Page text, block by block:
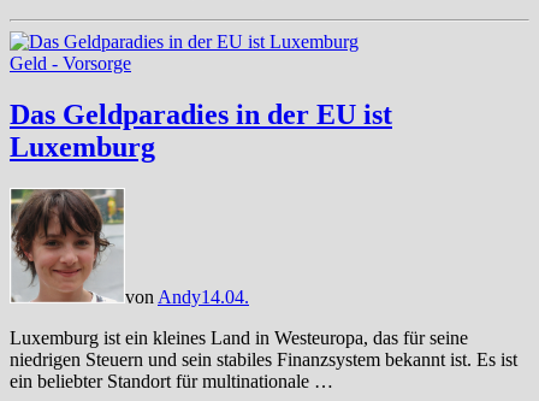
Geld - Vorsorge
Das Geldparadies in der EU ist
Luxemburg
von Andy14.04.
Luxemburg ist ein kleines Land in Westeuropa, das für seine
niedrigen Steuern und sein stabiles Finanzsystem bekannt ist. Es ist
ein beliebter Standort für multinationale …